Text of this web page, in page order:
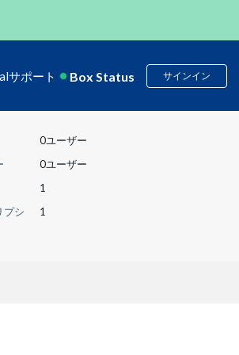
サポート Box Status サインイン
0ユーザー
0ユーザー
1
プシ
1